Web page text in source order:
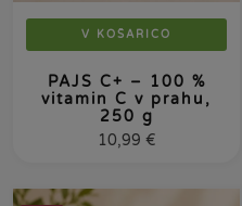
V KOŠARICO
PAJS C+ – 100 %
vitamin C v prahu,
250 g
10,99 €